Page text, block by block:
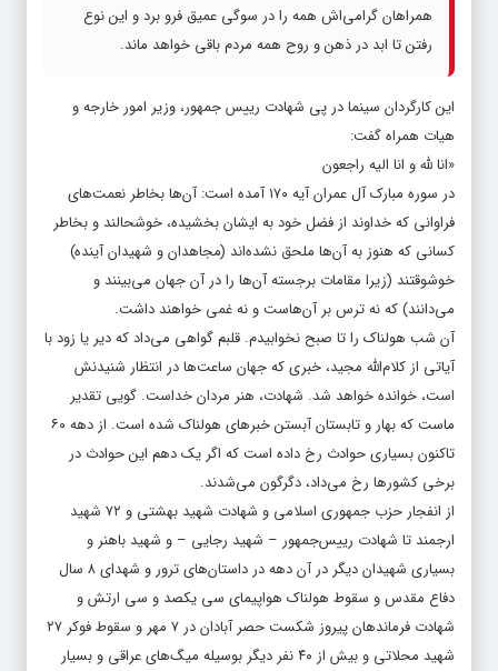
همراهان گرامی‌اش همه را در سوگی عمیق فرو برد و این نوع
رفتن تا ابد در ذهن و روح همه مردم باقی خواهد ماند.
این کارگردان سینما در پی شهادت رییس جمهور، وزیر امور خارجه و
هیات همراه گفت:
«انا لله و انا الیه راجعون
در سوره مبارک آل عمران آیه ۱۷۰ آمده است: آن‌ها بخاطر نعمت‌های
فراوانی که خداوند از فضل خود به ایشان بخشیده، خوشحالند و بخاطر
کسانی که هنوز به آن‌ها ملحق نشده‌اند (مجاهدان و شهیدان آینده)
خوشوقتند (زیرا مقامات برجسته آن‌ها را در آن جهان می‌بینند و
می‌دانند) که نه ترس بر آن‌هاست و نه غمی خواهند داشت.
آن شب هولناک را تا صبح نخوابیدم. قلبم گواهی می‌داد که دیر یا زود با
آیاتی از کلام‌الله مجید، خبری که جهان ساعت‌ها در انتظار شنیدنش
است، خوانده خواهد شد. شهادت، هنر مردان خداست. گویی تقدیر
ماست که بهار و تابستان آبستن خبرهای هولناک شده است. از دهه ۶۰
تاکنون بسیاری حوادث رخ داده است که اگر یک دهم این حوادث در
برخی کشورها رخ می‌داد، دگرگون می‌شدند.
از انفجار حزب جمهوری اسلامی و شهادت شهید بهشتی و ۷۲ شهید
ارجمند تا شهادت رییس‌جمهور – شهید رجایی – و شهید باهنر و
بسیاری شهیدان دیگر در آن دهه در داستان‌های ترور و شهدای ۸ سال
دفاع مقدس و سقوط هولناک هواپیمای سی یکصد و سی ارتش و
شهادت فرماندهان پیروز شکست حصر آبادان در ۷ مهر و سقوط فوکر ۲۷
شهید محلاتی و بیش از ۴۰ نفر دیگر بوسیله میگ‌های عراقی و بسیار